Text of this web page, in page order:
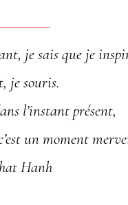
je sais que je
je souris.
l’instant présent,
un moment
Hanh